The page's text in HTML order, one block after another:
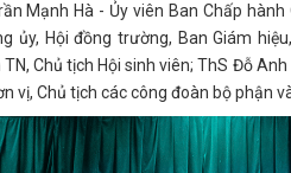
Mạnh Hà - Ủy viên Ban Chấp
ủy, Hội đồng trường, Ban Giám
Chủ tịch Hội sinh viên; ThS Đỗ
vị, Chủ tịch các công đoàn bộ phận